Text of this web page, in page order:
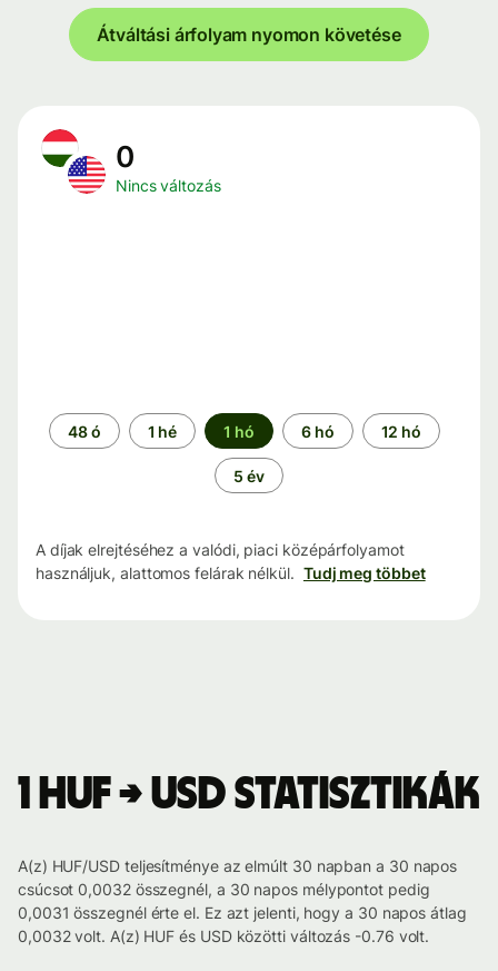
Átváltási árfolyam nyomon követése
0
Nincs változás
Időszak
48 ó 1 hé 1 hó 6 hó 12 hó
5 év
A díjak elrejtéséhez a valódi, piaci középárfolyamot
használjuk, alattomos felárak nélkül. Tudj meg többet
1 HUF → USD statisztikák
A(z) HUF/USD teljesítménye az elmúlt 30 napban a 30 napos
csúcsot 0,0032 összegnél, a 30 napos mélypontot pedig
0,0031 összegnél érte el. Ez azt jelenti, hogy a 30 napos átlag
0,0032 volt. A(z) HUF és USD közötti változás -0.76 volt.